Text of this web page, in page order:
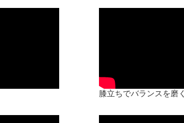
膝立ちでバランスを磨く